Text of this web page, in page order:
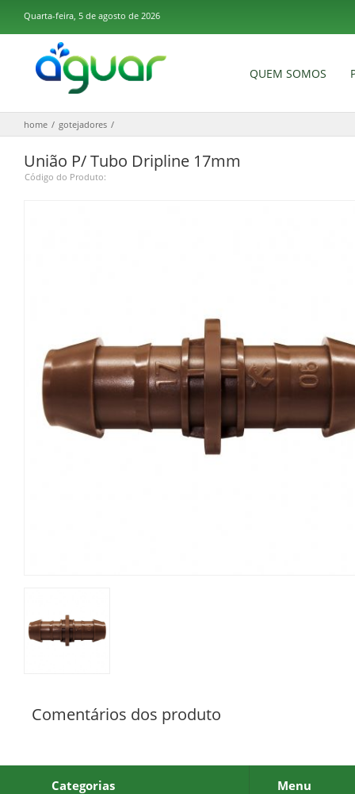
Quarta-feira, 5 de agosto de 2026
×
E-mail
Lembrar de mim
QUEM SOMOS
home / gotejadores /
União P/ Tubo Dripline 17mm
Código do Produto:
Comentários dos produto
Categorias Menu